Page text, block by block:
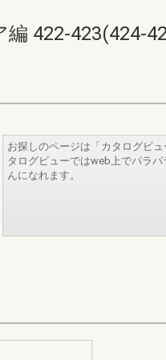
422-423(424-
お探しのページは「カタログビ
タログビューではweb上でパラ
んになれます。